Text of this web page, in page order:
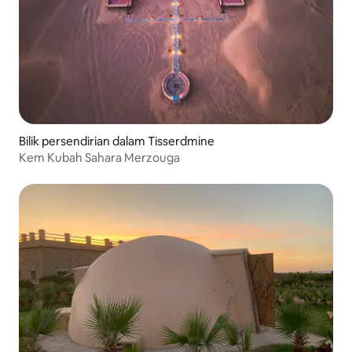
Bilik persendirian dalam Tisserdmine
Kem Kubah Sahara Merzouga